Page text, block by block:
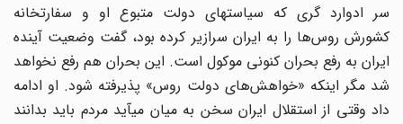
سر ادوارد گری که سیاست‎های دولت متبوع او و سفارتخانه
کشورش روس‌ها را به ایران سرازیر کرده بود، گفت وضعیت آینده
ایران به رفع بحران کنونی موکول است. این بحران هم رفع نخواهد
شد مگر اینکه «خواهش‌های دولت روس» پذیرفته شود. او ادامه
داد وقتی از استقلال ایران سخن به میان می‎آید مردم باید بدانند